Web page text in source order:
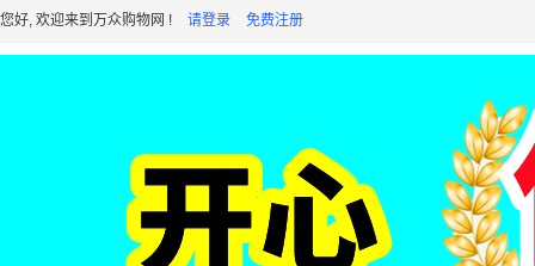
您好, 欢迎来到万众购物网 ! 请登录 免费注册